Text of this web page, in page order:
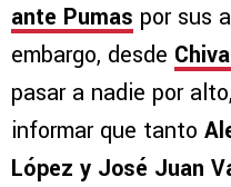
ante Pumas por sus
embargo, desde
pasar a nadie por
informar que tanto
López y José Juan